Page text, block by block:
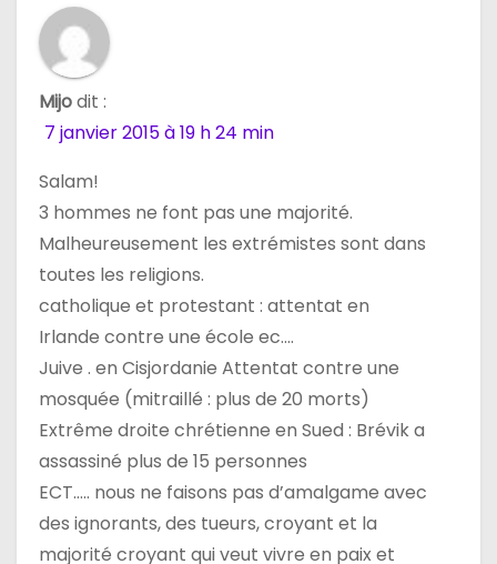
d
e
a
r
t
c
e
Mijodit :
7 janvier 2015 à 19 h 24 min
Salam!
3 hommes ne font pas une majorité.
Malheureusement les extrémistes sont dans
toutes les religions.
catholique et protestant : attentat en
Irlande contre une école ec….
Juive . en Cisjordanie Attentat contre une
mosquée (mitraillé : plus de 20 morts)
Extrême droite chrétienne en Sued : Brévik a
assassiné plus de 15 personnes
ECT….. nous ne faisons pas d’amalgame avec
des ignorants, des tueurs, croyant et la
majorité croyant qui veut vivre en paix et